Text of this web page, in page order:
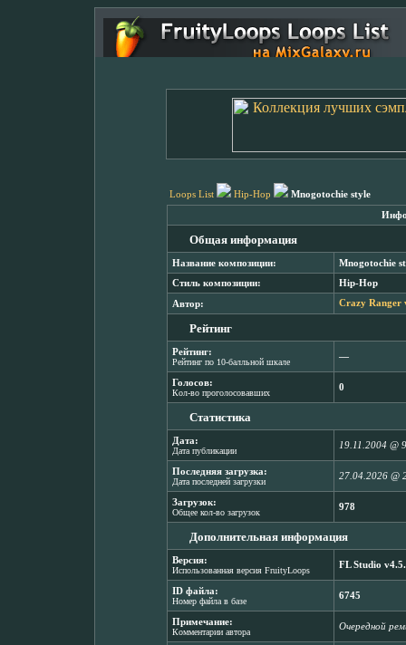
Loops List Hip-Hop Mnogotochie style
Общая информация
Название композиции: Mnogotochie
Стиль композиции: Hip-Hop
Автор: Crazy Ranger
Рейтинг
Рейтинг:
Рейтинг по 10-балльной шкале
―
Голосов:
Кол-во проголосовавших
0
Статистика
Дата:
Дата публикации
19.11.2004 @
Последняя загрузка:
Дата последней загрузки
27.04.2026 @
Загрузок:
Общее кол-во загрузок
978
Дополнительная информация
Версия:
Использованная версия FruityLoops
FL Studio
ID файла:
Номер файла в базе
6745
Примечание:
Комментарии автора
Очередной